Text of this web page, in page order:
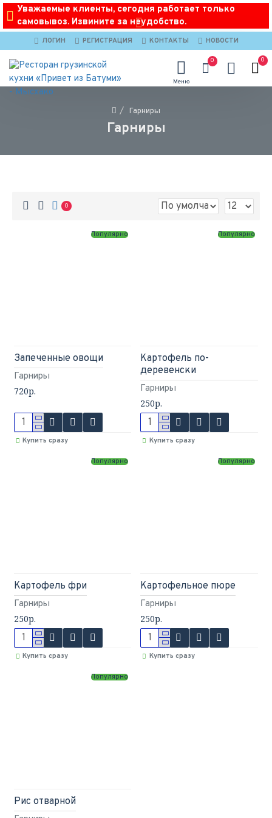
Уважаемые клиенты, сегодня работает только
самовывоз. Извините за неудобство.
ЛОГИН РЕГИСТРАЦИЯ КОНТАКТЫ НОВОСТИ
0 0
Гарниры
Гарниры
0
Популярно
Гарниры
Запеченные овощи
720р.
Купить сразу
Популярно
Гарниры
Картофель по-
деревенски
250р.
Купить сразу
Популярно
Гарниры
Картофель фри
250р.
Купить сразу
Популярно
Гарниры
Картофельное пюре
250р.
Купить сразу
Популярно
Рис отварной